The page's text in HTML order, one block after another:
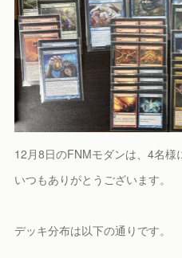
12月8日のFNMモダンは、4名様
いつもありがとうございます。
デッキ分布は以下の通りです。